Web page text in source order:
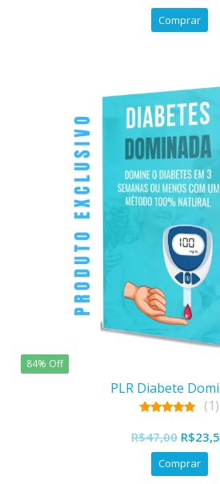
preço
original
Comprar
84% Off
PLR Diabete
out of 5
(1)
R$47,00 R$
Comprar